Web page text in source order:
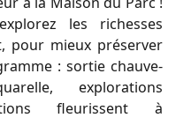
les richesses
pour mieux préserver
: sortie chauve-
explorations
fleurissent à